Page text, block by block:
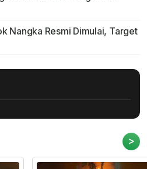
Nangka Resmi Dimulai, Target
>